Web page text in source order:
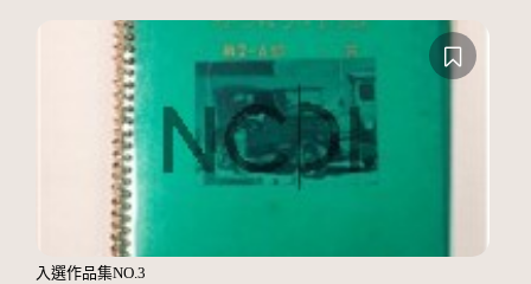
入選作品集NO.3